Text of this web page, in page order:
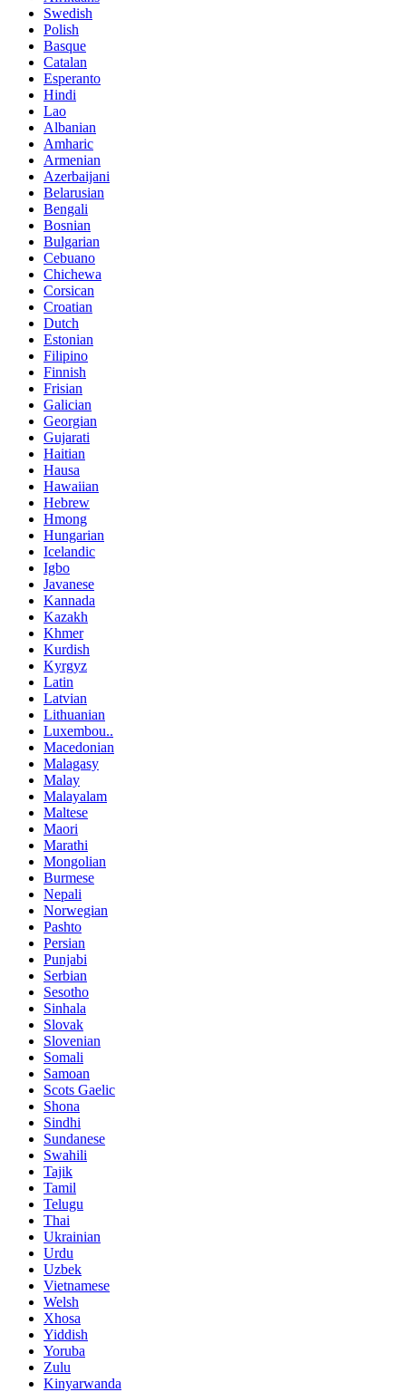
Swedish
Polish
Basque
Catalan
Esperanto
Hindi
Lao
Albanian
Amharic
Armenian
Azerbaijani
Belarusian
Bengali
Bosnian
Bulgarian
Cebuano
Chichewa
Corsican
Croatian
Dutch
Estonian
Filipino
Finnish
Frisian
Galician
Georgian
Gujarati
Haitian
Hausa
Hawaiian
Hebrew
Hmong
Hungarian
Icelandic
Igbo
Javanese
Kannada
Kazakh
Khmer
Kurdish
Kyrgyz
Latin
Latvian
Lithuanian
Luxembou..
Macedonian
Malagasy
Malay
Malayalam
Maltese
Maori
Marathi
Mongolian
Burmese
Nepali
Norwegian
Pashto
Persian
Punjabi
Serbian
Sesotho
Sinhala
Slovak
Slovenian
Somali
Samoan
Scots Gaelic
Shona
Sindhi
Sundanese
Swahili
Tajik
Tamil
Telugu
Thai
Ukrainian
Urdu
Uzbek
Vietnamese
Welsh
Xhosa
Yiddish
Yoruba
Zulu
Kinyarwanda